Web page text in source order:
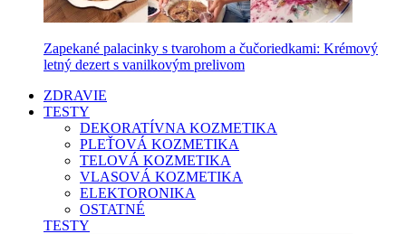
Zapekané palacinky s tvarohom a čučoriedkami: Krémový
letný dezert s vanilkovým prelivom
ZDRAVIE
TESTY
DEKORATÍVNA KOZMETIKA
PLEŤOVÁ KOZMETIKA
TELOVÁ KOZMETIKA
VLASOVÁ KOZMETIKA
ELEKTORONIKA
OSTATNÉ
TESTY